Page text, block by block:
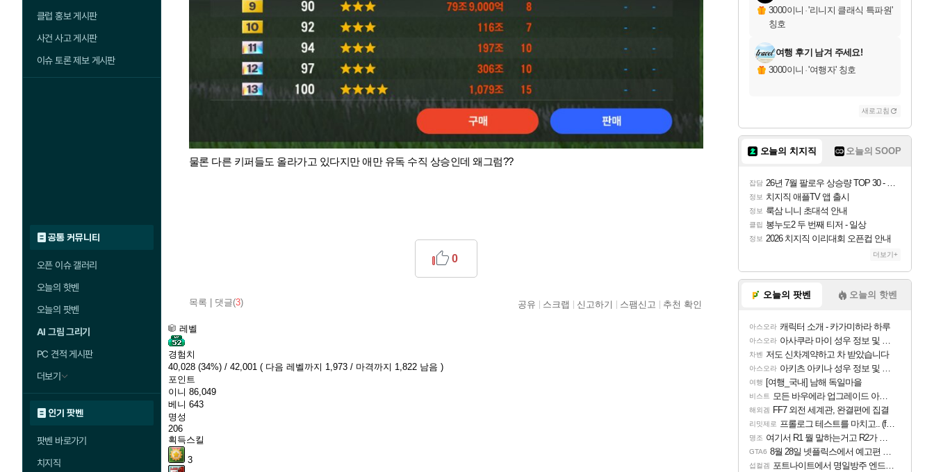
클럽 홍보 게시판
사건 사고 게시판
이슈 토론 제보 게시판
공통 커뮤니티
오픈 이슈 갤러리
오늘의 핫벤
오늘의 팟벤
AI 그림 그리기
PC 견적 게시판
더보기
인기 팟벤
팟벤 바로가기
치지직
물론 다른 키퍼들도 올라가고 있다지만 애만 유독 수직 상승인데 왜그럼??
목록 | 댓글(3)
0
공유 스크랩 신고하기 스팸신고 추천 확인
레벨
경험치
40,028 (34%) / 42,001 ( 다음 레벨까지 1,973 / 마격까지 1,822 남음 )
포인트
이니 86,049
베니 643
명성
206
획득스킬
3
3000이니 ·'리니지 클래식 특파원'
칭호
여행 후기 남겨 주세요!
3000이니 ·'여행자' 칭호
새로고침
오늘의 치지직 오늘의 SOOP
잡담 26년 7월 팔로우 상승량 TOP 30 - 월간 치지직
정보 치지직 애플TV 앱 출시
정보 룩삼 니니 초대석 안내
클립 봉누도2 두 번째 티저 - 일상
정보 2026 치지직 이리대회 오픈컵 안내
더보기+
오늘의 팟벤 오늘의 핫벤
아스오라 캐릭터 소개 - 카가미하라 하루
아스오라 아사쿠라 마이 성우 정보 및 주요 필모
차벤 저도 신차계약하고 차 받았습니다
아스오라 아키츠 아키나 성우 정보 및 주요 필모
여행 [여행_국내] 남해 독일마을
비스트 모든 바우에라 업그레이드 아이템 획득 위치 공략 (89개)
해외겜 FF7 외전 세계관, 완결편에 집결
리밋제로 프롤로그 테스트를 마치고.. (feat. 리아)
명조 여기서 R1 뭘 말하는거고 R2가 뭘말하는걸까요?
GTA6 8월 28일 넷플릭스에서 예고편 공개 예정
섭컬겜 포트나이트에서 명일방주 엔드필드 [펠리카] 판매 예정